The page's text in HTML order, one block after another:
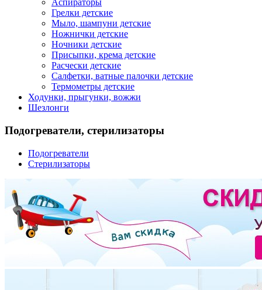
Аспираторы
Грелки детские
Мыло, шампуни детские
Ножнички детские
Ночники детские
Присыпки, крема детские
Расчески детские
Салфетки, ватные палочки детские
Термометры детские
Ходунки, прыгунки, вожжи
Шезлонги
Подогреватели, стерилизаторы
Подогреватели
Стерилизаторы